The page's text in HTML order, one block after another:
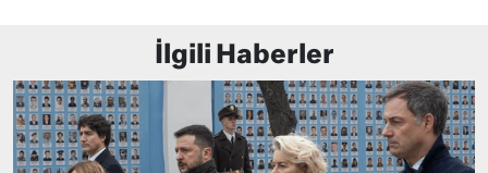
İlgili Haberler